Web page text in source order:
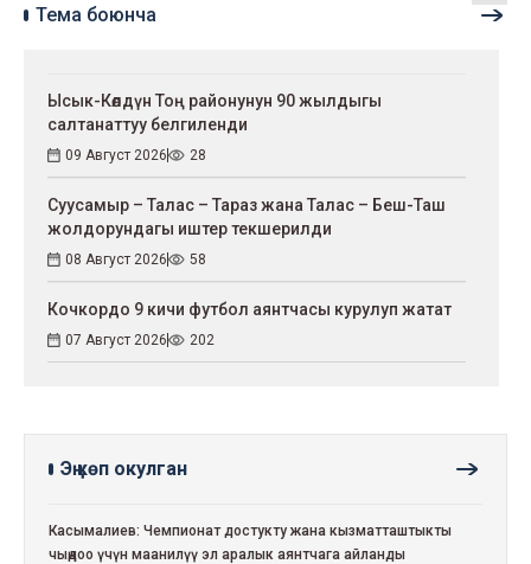
Тема боюнча
Ысык-Көлдүн Тоң районунун 90 жылдыгы
салтанаттуу белгиленди
09 Август 2026 28
Суусамыр – Талас – Тараз жана Талас – Беш-Таш
жолдорундагы иштер текшерилди
08 Август 2026 58
Кочкордо 9 кичи футбол аянтчасы курулуп жатат
07 Август 2026 202
Эң көп окулган
Касымалиев: Чемпионат достукту жана кызматташтыкты
чыңдоо үчүн маанилүү эл аралык аянтчага айланды